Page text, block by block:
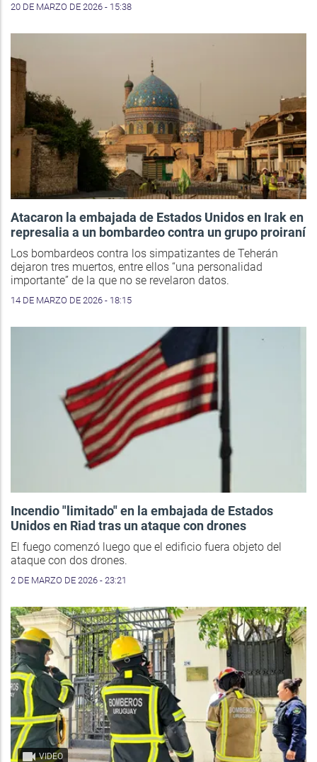
20 DE MARZO DE 2026 - 15:38
Atacaron la embajada de Estados Unidos en Irak en
represalia a un bombardeo contra un grupo proiraní
Los bombardeos contra los simpatizantes de Teherán
dejaron tres muertos, entre ellos “una personalidad
importante” de la que no se revelaron datos.
14 DE MARZO DE 2026 - 18:15
Incendio "limitado" en la embajada de Estados
Unidos en Riad tras un ataque con drones
El fuego comenzó luego que el edificio fuera objeto del
ataque con dos drones.
2 DE MARZO DE 2026 - 23:21
VIDEO